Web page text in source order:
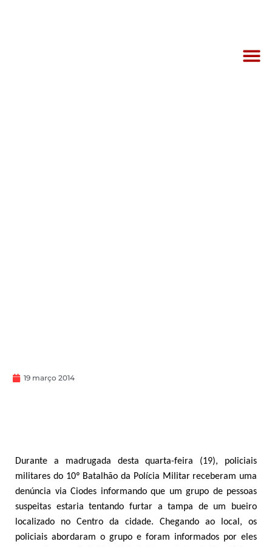
19 março 2014
Durante a madrugada desta quarta-feira (19), policiais
militares do 10º Batalhão da Polícia Militar receberam uma
denúncia via Ciodes informando que um grupo de pessoas
suspeitas estaria tentando furtar a tampa de um bueiro
localizado no Centro da cidade. Chegando ao local, os
policiais abordaram o grupo e foram informados por eles